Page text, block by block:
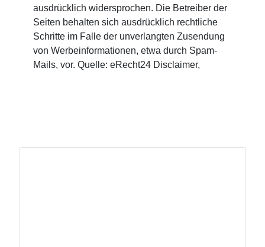
ausdrücklich widersprochen. Die Betreiber der
Seiten behalten sich ausdrücklich rechtliche
Schritte im Falle der unverlangten Zusendung
von Werbeinformationen, etwa durch Spam-
Mails, vor. Quelle: eRecht24 Disclaimer,